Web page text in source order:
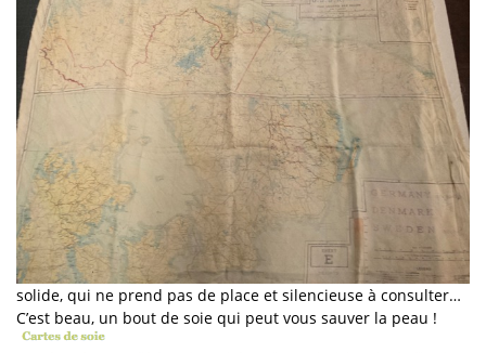
solide, qui ne prend pas de place et silencieuse à consulter…
C’est beau, un bout de soie qui peut vous sauver la peau !